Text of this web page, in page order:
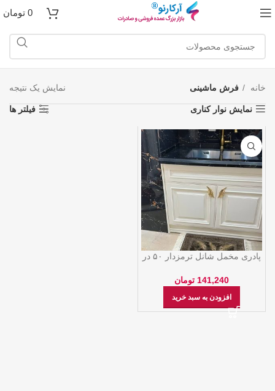
0 تومان
خانه فرش ماشینی نمایش یک نتیجه
نمایش نوار کناری فیلتر ها
پادری مخمل شانل ترمزدار ۵۰ در
141,240 تومان
افزودن به سبد خرید